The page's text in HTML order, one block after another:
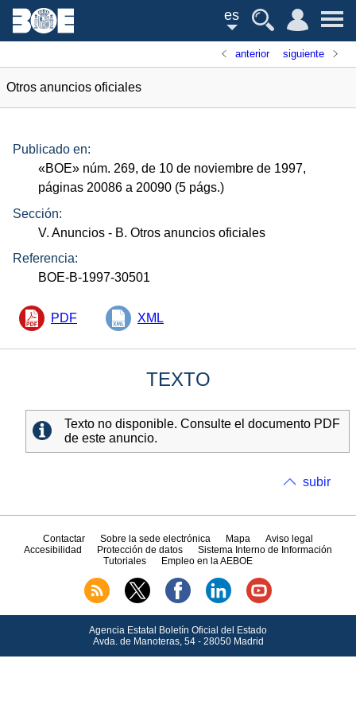
es
anterior siguiente
Otros anuncios oficiales
Publicado en:
«BOE» núm. 269, de 10 de noviembre de 1997,
páginas 20086 a 20090 (5 págs.)
Sección:
V. Anuncios - B. Otros anuncios oficiales
Referencia:
BOE-B-1997-30501
PDF XML
TEXTO
Texto no disponible. Consulte el documento PDF
de este anuncio.
subir
Contactar Sobre la sede electrónica Mapa
Aviso legal
Accesibilidad
Protección de datos
Sistema Interno de Información
Tutoriales
Empleo en la AEBOE
Agencia Estatal Boletín Oficial del Estado
Avda.de Manoteras, 54 - 28050 Madrid